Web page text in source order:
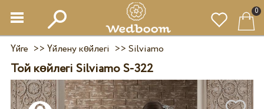
0
Үйге >> Үйлену көйлегі >> Silviamo
Той көйлегі Silviamo S-322